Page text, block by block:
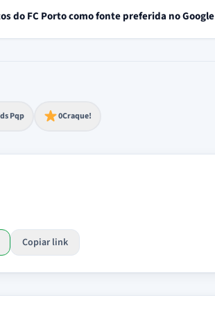
do FC Porto como fonte preferida no Google
Pqp
extremo 0Craque!
Copiar link